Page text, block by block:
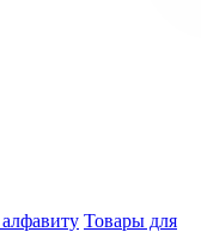
Товары для